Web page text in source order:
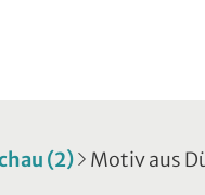
(2) Motiv aus